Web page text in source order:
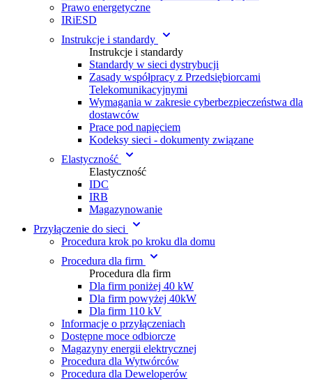
Prawo energetyczne
IRiESD
Instrukcje i standardy
Instrukcje i standardy
Standardy w sieci dystrybucji
Zasady współpracy z Przedsiębiorcami
Telekomunikacyjnymi
Wymagania w zakresie cyberbezpieczeństwa dla
dostawców
Prace pod napięciem
Kodeksy sieci - dokumenty związane
Elastyczność
Elastyczność
IDC
IRB
Magazynowanie
Przyłączenie do sieci
Procedura krok po kroku dla domu
Procedura dla firm
Procedura dla firm
Dla firm poniżej 40 kW
Dla firm powyżej 40kW
Dla firm 110 kV
Informacje o przyłączeniach
Dostępne moce odbiorcze
Magazyny energii elektrycznej
Procedura dla Wytwórc ów
Procedura dla Deweloperów